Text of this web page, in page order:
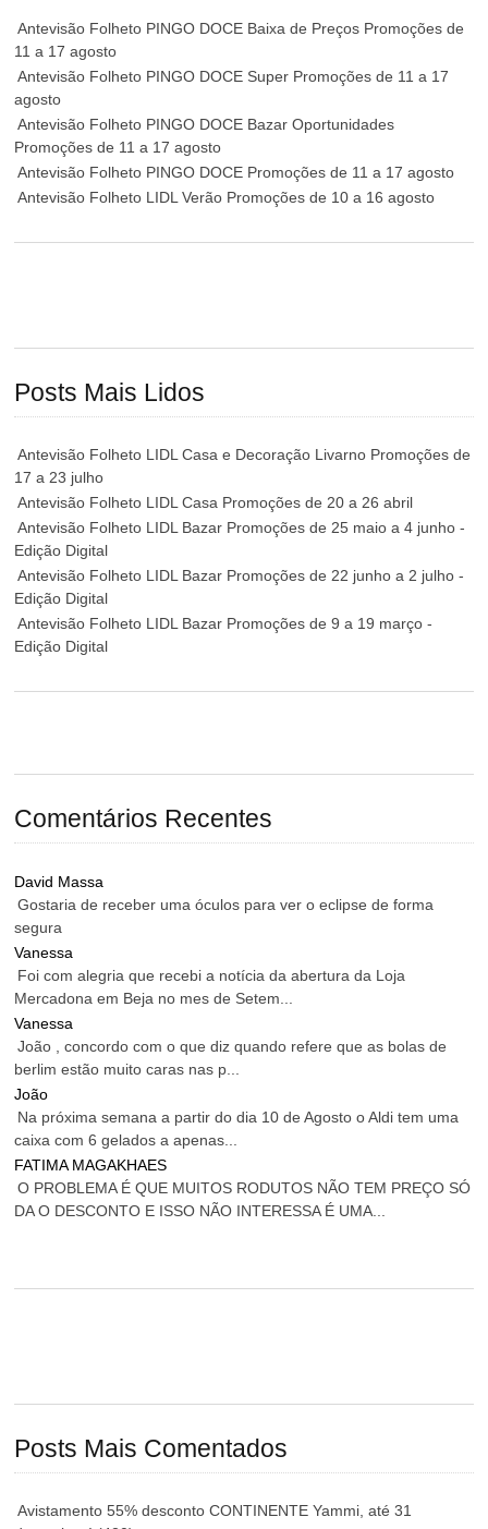
Antevisão Folheto PINGO DOCE Baixa de Preços Promoções de
11 a 17 agosto
Antevisão Folheto PINGO DOCE Super Promoções de 11 a 17
agosto
Antevisão Folheto PINGO DOCE Bazar Oportunidades
Promoções de 11 a 17 agosto
Antevisão Folheto PINGO DOCE Promoções de 11 a 17 agosto
Antevisão Folheto LIDL Verão Promoções de 10 a 16 agosto
Posts Mais Lidos
Antevisão Folheto LIDL Casa e Decoração Livarno Promoções de
17 a 23 julho
Antevisão Folheto LIDL Casa Promoções de 20 a 26 abril
Antevisão Folheto LIDL Bazar Promoções de 25 maio a 4 junho -
Edição Digital
Antevisão Folheto LIDL Bazar Promoções de 22 junho a 2 julho -
Edição Digital
Antevisão Folheto LIDL Bazar Promoções de 9 a 19 março -
Edição Digital
Comentários Recentes
David Massa
Gostaria de receber uma óculos para ver o eclipse de forma
segura
Vanessa
Foi com alegria que recebi a notícia da abertura da Loja
Mercadona em Beja no mes de Setem...
Vanessa
João , concordo com o que diz quando refere que as bolas de
berlim estão muito caras nas p...
João
Na próxima semana a partir do dia 10 de Agosto o Aldi tem uma
caixa com 6 gelados a apenas...
FATIMA MAGAKHAES
O PROBLEMA É QUE MUITOS RODUTOS NÃO TEM PREÇO SÓ
DA O DESCONTO E ISSO NÃO INTERESSA É UMA...
Posts Mais Comentados
Avistamento 55% desconto CONTINENTE Yammi, até 31